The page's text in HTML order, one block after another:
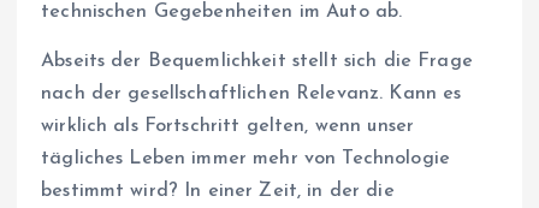
technischen Gegebenheiten im Auto ab.
Abseits der Bequemlichkeit stellt sich die Frage
nach der gesellschaftlichen Relevanz. Kann es
wirklich als Fortschritt gelten, wenn unser
tägliches Leben immer mehr von Technologie
bestimmt wird? In einer Zeit, in der die